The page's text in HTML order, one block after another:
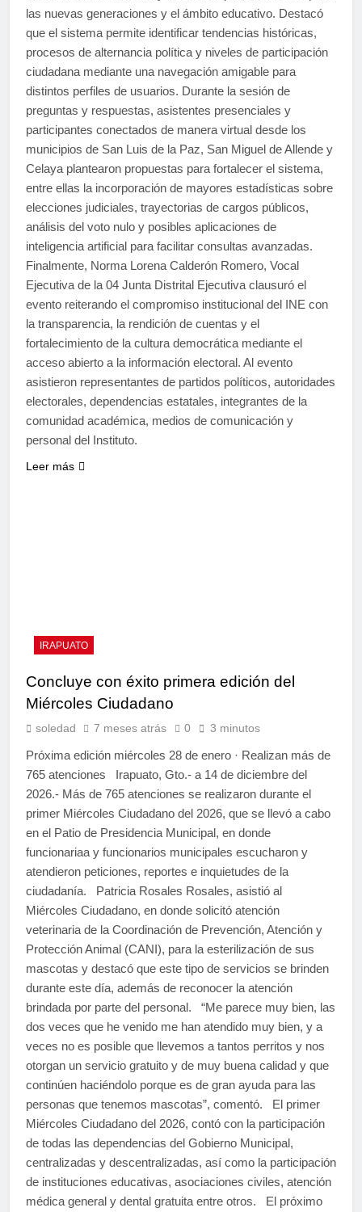
las nuevas generaciones y el ámbito educativo. Destacó
que el sistema permite identificar tendencias históricas,
procesos de alternancia política y niveles de participación
ciudadana mediante una navegación amigable para
distintos perfiles de usuarios. Durante la sesión de
preguntas y respuestas, asistentes presenciales y
participantes conectados de manera virtual desde los
municipios de San Luis de la Paz, San Miguel de Allende y
Celaya plantearon propuestas para fortalecer el sistema,
entre ellas la incorporación de mayores estadísticas sobre
elecciones judiciales, trayectorias de cargos públicos,
análisis del voto nulo y posibles aplicaciones de
inteligencia artificial para facilitar consultas avanzadas.
Finalmente, Norma Lorena Calderón Romero, Vocal
Ejecutiva de la 04 Junta Distrital Ejecutiva clausuró el
evento reiterando el compromiso institucional del INE con
la transparencia, la rendición de cuentas y el
fortalecimiento de la cultura democrática mediante el
acceso abierto a la información electoral. Al evento
asistieron representantes de partidos políticos, autoridades
electorales, dependencias estatales, integrantes de la
comunidad académica, medios de comunicación y
personal del Instituto.
Leer más
IRAPUATO
Concluye con éxito primera edición del
Miércoles Ciudadano
soledad 7 meses atrás 0 3 minutos
Próxima edición miércoles 28 de enero · Realizan más de
765 atenciones Irapuato, Gto.- a 14 de diciembre del
2026.- Más de 765 atenciones se realizaron durante el
primer Miércoles Ciudadano del 2026, que se llevó a cabo
en el Patio de Presidencia Municipal, en donde
funcionariaa y funcionarios municipales escucharon y
atendieron peticiones, reportes e inquietudes de la
ciudadanía. Patricia Rosales Rosales, asistió al
Miércoles Ciudadano, en donde solicitó atención
veterinaria de la Coordinación de Prevención, Atención y
Protección Animal (CANI), para la esterilización de sus
mascotas y destacó que este tipo de servicios se brinden
durante este día, además de reconocer la atención
brindada por parte del personal. “Me parece muy bien, las
dos veces que he venido me han atendido muy bien, y a
veces no es posible que llevemos a tantos perritos y nos
otorgan un servicio gratuito y de muy buena calidad y que
continúen haciéndolo porque es de gran ayuda para las
personas que tenemos mascotas”, comentó. El primer
Miércoles Ciudadano del 2026, contó con la participación
de todas las dependencias del Gobierno Municipal,
centralizadas y descentralizadas, así como la participación
de instituciones educativas, asociaciones civiles, atención
médica general y dental gratuita entre otros. El próximo